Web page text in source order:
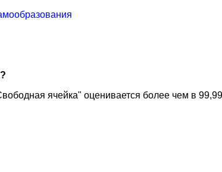
ячейка" оценивается более чем в